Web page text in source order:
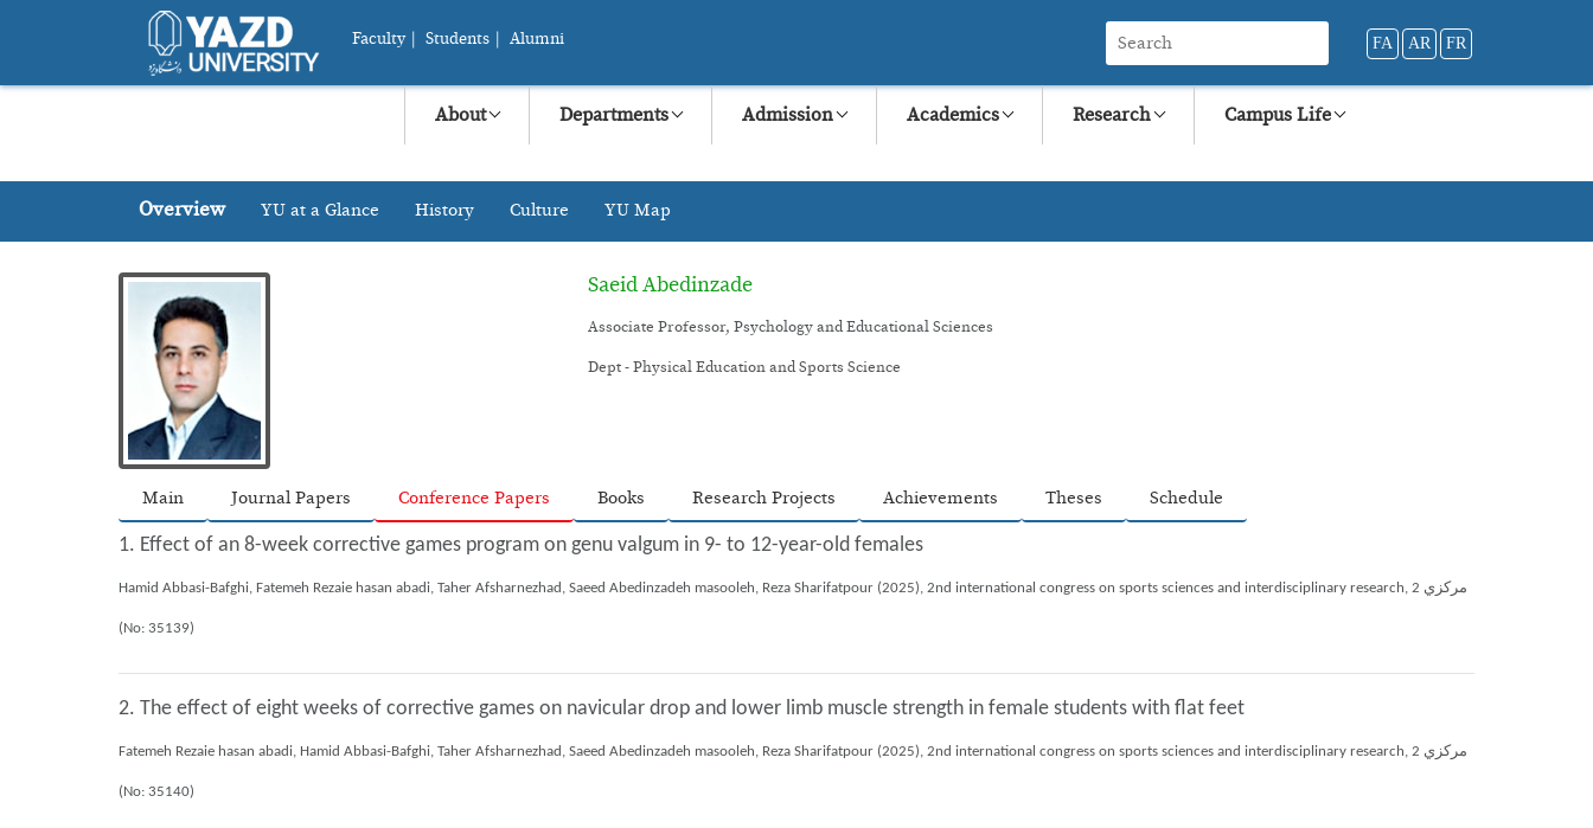
Faculty Students Alumni FA AR FR
About Departments Admission Academics Research Campus Life
Overview YU at a Glance History Culture YU Map
Saeid Abedinzade
Associate Professor, Psychology and Educational Sciences
Dept - Physical Education and Sports Science
Main Journal Papers Conference Papers Books Research Projects Achievements Theses Schedule
1. Effect of an 8-week corrective games program on genu valgum in 9- to 12-year-old females
Hamid Abbasi-Bafghi, Fatemeh Rezaie hasan abadi, Taher Afsharnezhad, Saeed Abedinzadeh masooleh, Reza Sharifatpour (2025), 2nd international congress on sports sciences and interdisciplinary research, 2 مركزي
(No: 35139)
2. The effect of eight weeks of corrective games on navicular drop and lower limb muscle strength in female students with flat feet
Fatemeh Rezaie hasan abadi, Hamid Abbasi-Bafghi, Taher Afsharnezhad, Saeed Abedinzadeh masooleh, Reza Sharifatpour (2025), 2nd international congress on sports sciences and interdisciplinary research, 2 مركزي
(No: 35140)